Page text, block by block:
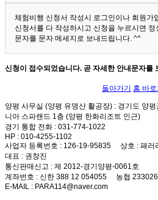
체험비행 신청서 작성시 로그인이나 회원가
신청서를 다 작성하시고 신청을 누르시면
문자를 문자 메세지로 보내드립니다. ^^
신청이 접수되었습니다. 곧 자세한 안내문자를
돌아가기 홈 바로
양평 사무실 (양평 유명산 활공장) : 경기도 양
니아 스파랜드 1층 (양평 한화리조트 인근)
경기 통합 전화 : 031-774-1022
HP : 010-4255-1102
사업자 등록번호 : 126-19-95835 상호 : 패
대표 : 권창진
통신판매신고 : 제 2012-경기양평-0061호
계좌번호 : 신한 388 12 054055 농협
E-MAIL : PARA114@naver.com